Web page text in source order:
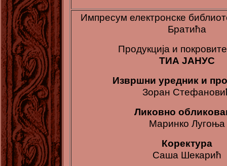
Импресум електронске
Братића
Продукција и
ТИА ЈАНУС
Извршни уредник и
Зоран
Ликовно
Маринко Лугоња
Коректура
Саша Шекарић